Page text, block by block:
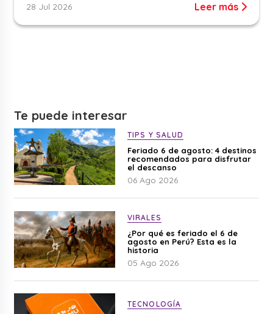
28 Jul 2026 Leer más
Te puede interesar
TIPS Y SALUD
Feriado 6 de agosto: 4 destinos
recomendados para disfrutar
el descanso
06 Ago 2026
VIRALES
¿Por qué es feriado el 6 de
agosto en Perú? Esta es la
historia
05 Ago 2026
TECNOLOGÍA